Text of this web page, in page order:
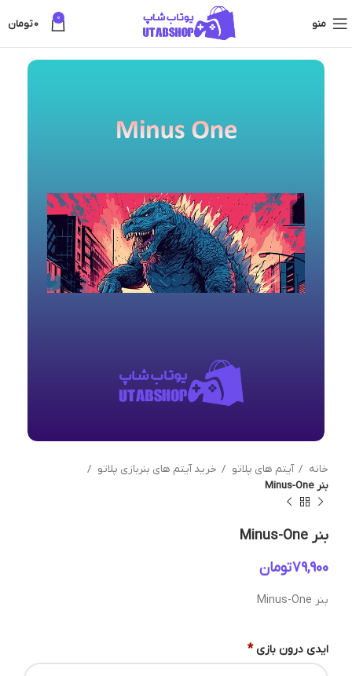
منو 0
0تومان
خانه آیتم های پلاتو
خرید آیتم های بنربازی پلاتو
بنر Minus-One
بنر Minus-One
تومان
بنر Minus-One
ایدی درون بازی *